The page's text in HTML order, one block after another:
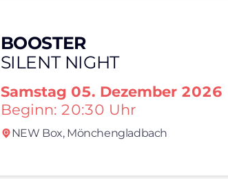
BOOSTER
SILENT NIGHT
Samstag 05. Dezember 2026
Beginn: 20:30 Uhr
NEW Box, Mönchengladbach